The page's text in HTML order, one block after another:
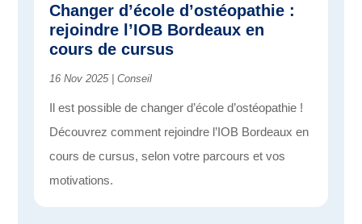
Changer d’école d’ostéopathie :
rejoindre l’IOB Bordeaux en
cours de cursus
16 Nov 2025|Conseil
Il est possible de changer d’école d’ostéopathie !
Découvrez comment rejoindre l’IOB Bordeaux en
cours de cursus, selon votre parcours et vos
motivations.